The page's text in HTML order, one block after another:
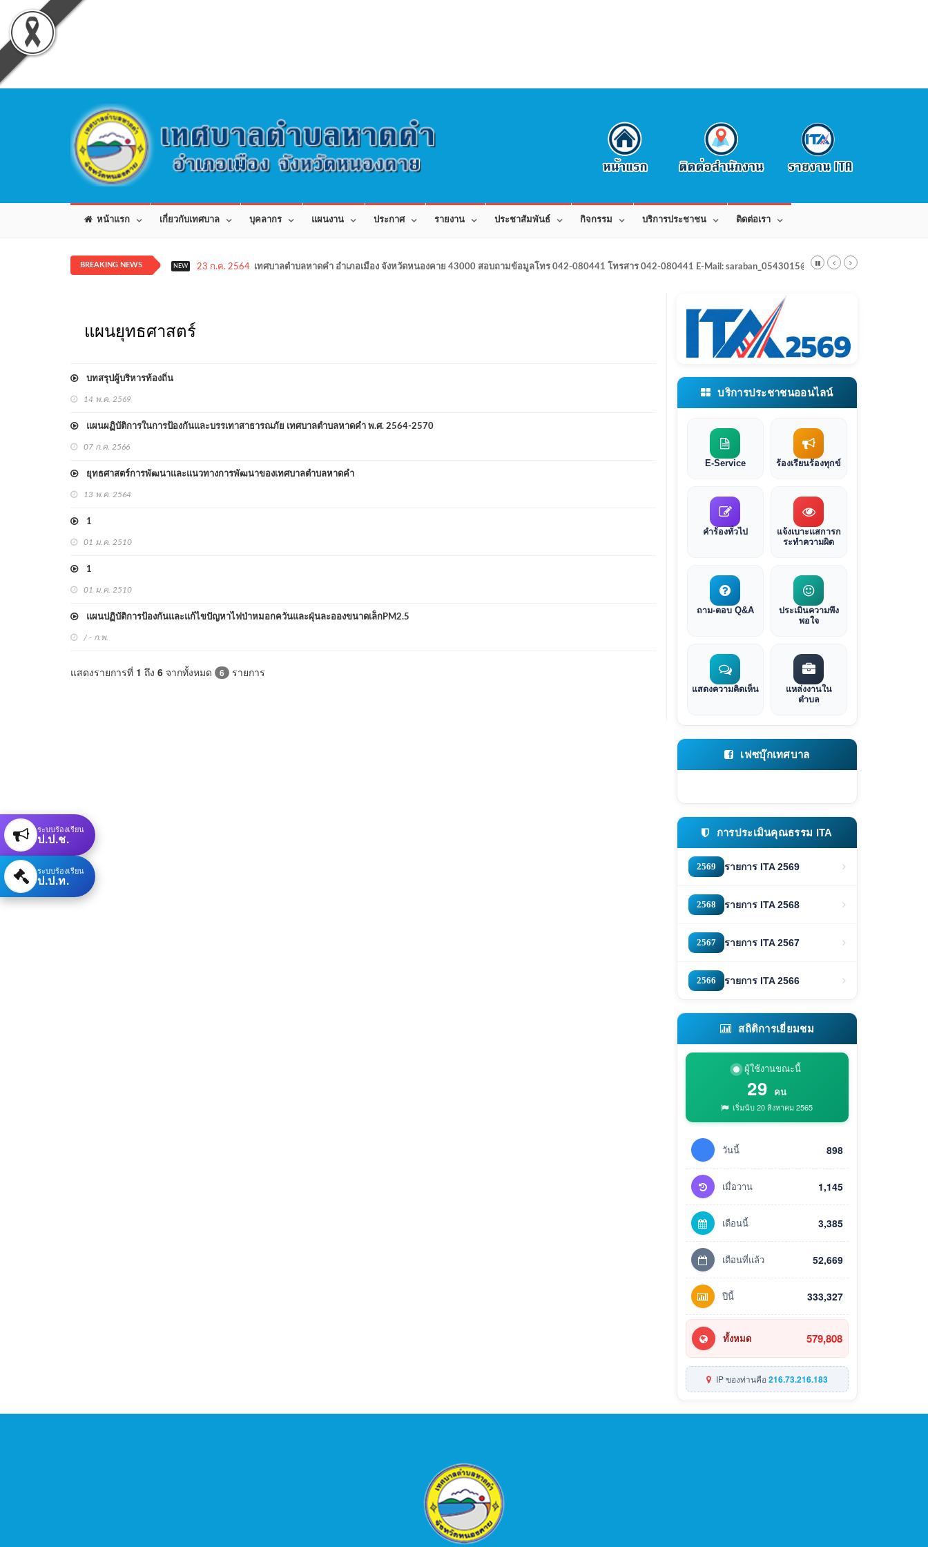
หน้าแรก เกี่ยวกับเทศบาล บุคลากร แผนงาน ประกาศ รายงาน ประชาสัมพันธ์ กิจกรรม บริการประชาชน ติดต่อเรา
BREAKING NEWS NEW 23 ก.ค. 2564 เทศบาลตำบลหาดคำ อำเภอเมือง จังหวัดหนองคาย 43000 สอบถามข้อมูลโทร 042-080441 โทรสาร 042-080441 E-Mail: saraban_0543015@dla.go.th
แผนยุทธศาสตร์
บทสรุปผู้บริหารท้องถิ่น
14 พ.ค. 2569
แผนผฏิบัติการในการป้องกันและบรรเทาสาธารณภัย เทศบาลตำบลหาดคำ พ.ศ. 2564-2570
07 ก.ค. 2566
ยุทธศาสตร์การพัฒนาและแนวทางการพัฒนาของเทศบาลตำบลหาดคำ
13 พ.ค. 2564
1
01 ม.ค. 2510
1
01 ม.ค. 2510
แผนปฏิบัติการป้องกันและแก้ไขปัญหาไฟป่าหมอกควันและฝุ่นละอองขนาดเล็กPM2.5
/ - ก.พ.
แสดงรายการที่ 1 ถึง 6 จากทั้งหมด 6 รายการ
บริการประชาชนออนไลน์
E-Service ร้องเรียนร้องทุกข์
คำร้องทั่วไป
แจ้งเบาะแสการก
ระทำความผิด
ถาม-ตอบ Q&A
ประเมินความพึง
พอใจ
แสดงความคิดเห็น
แหล่งงานใน
ตำบล
เฟซบุ๊กเทศบาล
การประเมินคุณธรรม ITA
2569 รายการ ITA 2569
2568 รายการ ITA 2568
2567 รายการ ITA 2567
2566 รายการ ITA 2566
สถิติการเยี่ยมชม
ผู้ใช้งานขณะนี้
29 คน
เริ่มนับ 20 สิงหาคม 2565
วันนี้ 898
เมื่อวาน 1,145
เดือนนี้ 3,385
เดือนที่แล้ว 52,669
ปีนี้ 333,327
ทั้งหมด 579,808
IP ของท่านคือ216.73.216.183
ระบบร้องเรียน
ป.ป.ช.
ระบบร้องเรียน
ป.ป.ท.